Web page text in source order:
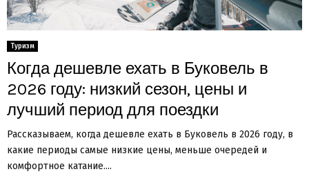
Туризм
Когда дешевле ехать в Буковель в
2026 году: низкий сезон, цены и
лучший период для поездки
Рассказываем, когда дешевле ехать в Буковель в 2026 году, в
какие периоды самые низкие цены, меньше очередей и
комфортное катание....